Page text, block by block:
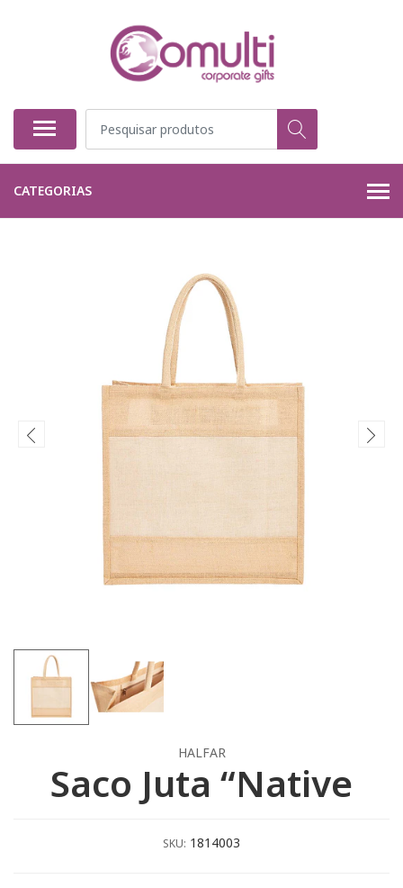
CATEGORIAS
HALFAR
Saco Juta “Native
SKU: 1814003